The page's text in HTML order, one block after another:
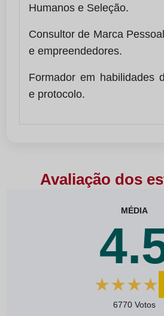
Humanos e Seleção.
Consultor de Marca
e empreendedores.
Formador em habilidades
e protocolo.
Avaliação dos
MÉDIA
★★★★
6770 Votos